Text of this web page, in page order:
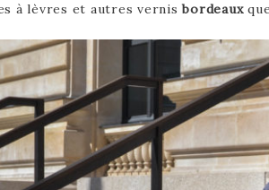
à lèvres et autres vernisbordeaux